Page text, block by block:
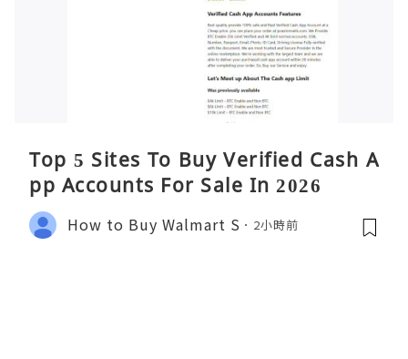
Top 5 Sites To Buy Verified Cash A
pp Accounts For Sale In 2026
How to Buy Walmart S 2小時前